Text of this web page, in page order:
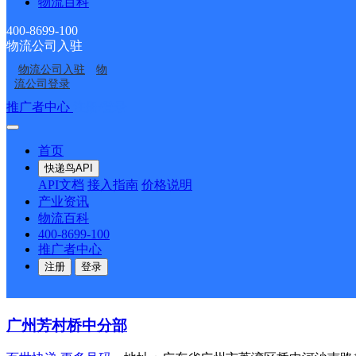
400-8699-100
物流公司入驻
物流公司入驻
物
流公司登录
推广者中心
首页
快递鸟API
API文档 接入指南 价格说明
产业资讯
物流百科
400-8699-100
推广者中心
注册 登录
圆通速递 更多号码
派送范围:全境
小石街营业站
顺丰速运 更多号码
派送范围:全境
会展
速尔快递 更多号码地址：广州市海珠区土华村华洲路109号一
派送范围:B:保利国际广场,保利国际展览馆,保利世贸中心,北
鸿工业园 G:广交会大厦,官洲南苑,官洲地铁站不属我站,官洲
园工业区（新港东路70号）,洪福新村,华景大道,华骏大街,华
园居 P:琶州会展产业园,琶州新村 Q:启盛产业园 S:石基村,石
铁（A/B/C/D）出口,万胜园东围新村 X:香格里拉大酒店,小洲
广州芳村桥中分部